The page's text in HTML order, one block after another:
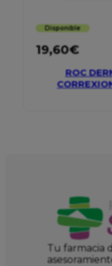
Disponible
19,60€
ROC
Tu farmacia